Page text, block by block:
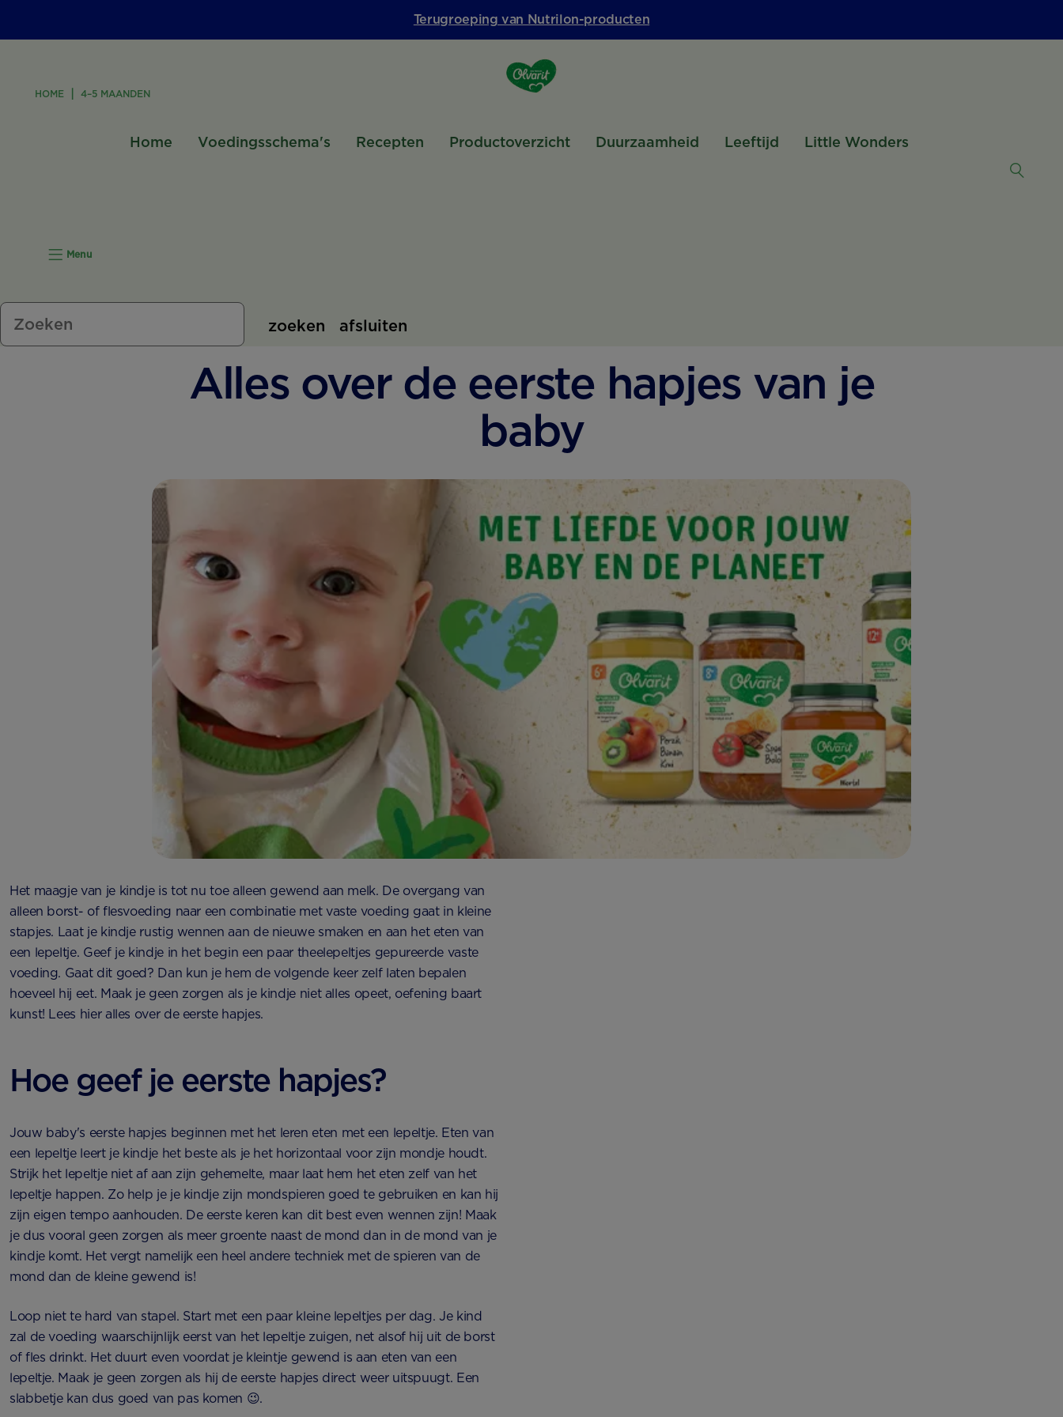
Terugroeping van Nutrilon-producten
Home Voedingsschema's Recepten Productoverzicht Duurzaamheid Leeftijd Little Wonders
Menu
zoeken afsluiten
Alles over de eerste hapjes van je
baby
HOME 4–5 MAANDEN
Het maagje van je kindje is tot nu toe alleen gewend aan melk. De overgang van
alleen borst- of flesvoeding naar een combinatie met vaste voeding gaat in kleine
stapjes. Laat je kindje rustig wennen aan de nieuwe smaken en aan het eten van
een lepeltje. Geef je kindje in het begin een paar theelepeltjes gepureerde vaste
voeding. Gaat dit goed? Dan kun je hem de volgende keer zelf laten bepalen
hoeveel hij eet. Maak je geen zorgen als je kindje niet alles opeet, oefening baart
kunst! Lees hier alles over de eerste hapjes.
Hoe geef je eerste hapjes?
Jouw baby's eerste hapjes beginnen met het leren eten met een lepeltje. Eten van
een lepeltje leert je kindje het beste als je het horizontaal voor zijn mondje houdt.
Strijk het lepeltje niet af aan zijn gehemelte, maar laat hem het eten zelf van het
lepeltje happen. Zo help je je kindje zijn mondspieren goed te gebruiken en kan hij
zijn eigen tempo aanhouden. De eerste keren kan dit best even wennen zijn! Maak
je dus vooral geen zorgen als meer groente naast de mond dan in de mond van je
kindje komt. Het vergt namelijk een heel andere techniek met de spieren van de
mond dan de kleine gewend is!
Loop niet te hard van stapel. Start met een paar kleine lepeltjes per dag. Je kind
zal de voeding waarschijnlijk eerst van het lepeltje zuigen, net alsof hij uit de borst
of fles drinkt. Het duurt even voordat je kleintje gewend is aan eten van een
lepeltje. Maak je geen zorgen als hij de eerste hapjes direct weer uitspuugt. Een
slabbetje kan dus goed van pas komen 😉.